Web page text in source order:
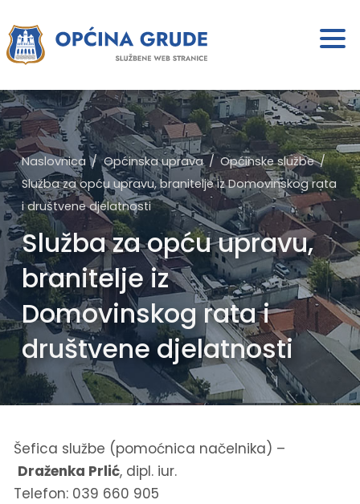
Naslovnica Općinska uprava
Općinske službe
Služba za opću upravu, branitelje iz Domovinskog rata
i društvene djelatnosti
Služba za opću upravu,
branitelje iz
Domovinskog rata i
društvene djelatnosti
Šefica službe (pomoćnica načelnika) –
Draženka Prlić, dipl. iur.
Telefon: 039 660 905